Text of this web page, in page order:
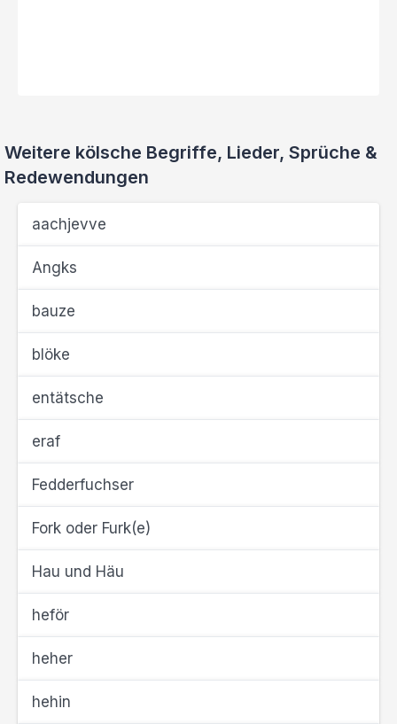
Weitere kölsche Begriffe, Lieder, Sprüche &
Redewendungen
aachjevve
Angks
bauze
blöke
entätsche
eraf
Fedderfuchser
Fork oder Furk(e)
Hau und Häu
heför
heher
hehin